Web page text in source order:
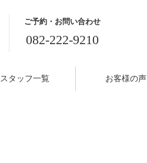
ご予約・お問い合わせ
082-222-9210
スタッフ一覧 お客様の声